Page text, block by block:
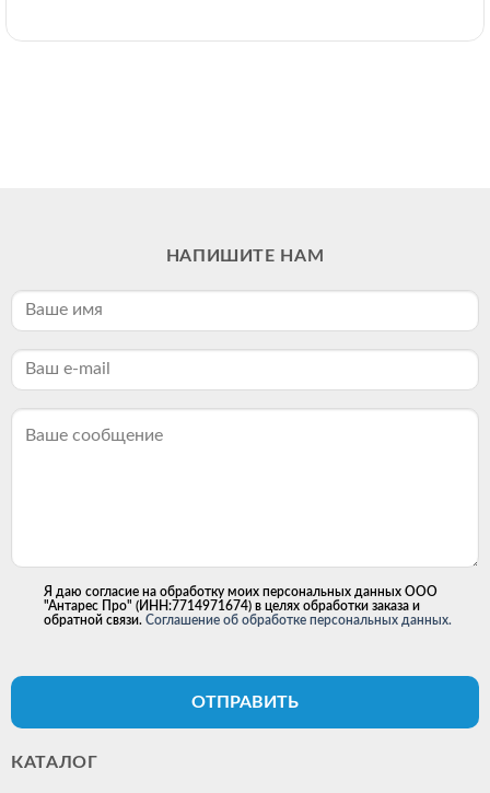
НАПИШИТЕ НАМ
Я даю согласие на обработку моих персональных данных ООО
"Антарес Про" (ИНН:7714971674) в целях обработки заказа и
обратной связи. Соглашение об обработке персональных данных.
ОТПРАВИТЬ
КАТАЛОГ